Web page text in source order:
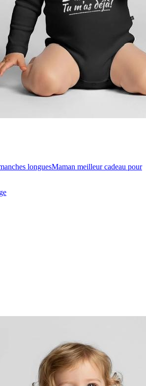
longuesMaman meilleur cadeau pour